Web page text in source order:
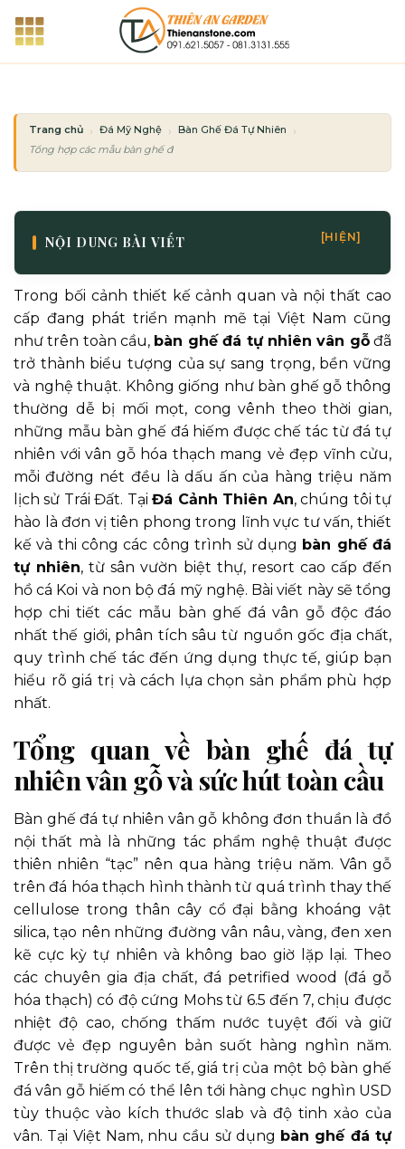
qua
Trang chủ Đá Mỹ Nghệ
Bàn Ghế Đá Tự Nhiên
Tổng hợp các mẫu bàn ghế đá tự nhiên vân gỗ độc đáo nhất thế giới
NỘI DUNG BÀI VIẾT [HIỆN]
Trong bối cảnh thiết kế cảnh quan và nội thất cao
cấp đang phát triển mạnh mẽ tại Việt Nam cũng
như trên toàn cầu, bàn ghế đá tự nhiên vân gỗđã
trở thành biểu tượng của sự sang trọng, bền vững
và nghệ thuật. Không giống như bàn ghế gỗ thông
thường dễ bị mối mọt, cong vênh theo thời gian,
những mẫu bàn ghế đá hiếm được chế tác từ đá tự
nhiên với vân gỗ hóa thạch mang vẻ đẹp vĩnh cửu,
mỗi đường nét đều là dấu ấn của hàng triệu năm
lịch sử Trái Đất. TạiĐá Cảnh Thiên An, chúng tôi tự
hào là đơn vị tiên phong trong lĩnh vực tư vấn, thiết
kế và thi công các công trình sử dụng bàn ghế đá
tự nhiên, từ sân vườn biệt thự, resort cao cấp đến
hồ cá Koi và non bộ đá mỹ nghệ. Bài viết này sẽ tổng
hợp chi tiết các mẫu bàn ghế đá vân gỗ độc đáo
nhất thế giới, phân tích sâu từ nguồn gốc địa chất,
quy trình chế tác đến ứng dụng thực tế, giúp bạn
hiểu rõ giá trị và cách lựa chọn sản phẩm phù hợp
nhất.
Tổng quan về bàn ghế đá tự
nhiên vân gỗ và sức hút toàn cầu
Bàn ghế đá tự nhiên vân gỗ không đơn thuần là đồ
nội thất mà là những tác phẩm nghệ thuật được
thiên nhiên “tạc” nên qua hàng triệu năm. Vân gỗ
trên đá hóa thạch hình thành từ quá trình thay thế
cellulose trong thân cây cổ đại bằng khoáng vật
silica, tạo nên những đường vân nâu, vàng, đen xen
kẽ cực kỳ tự nhiên và không bao giờ lặp lại. Theo
các chuyên gia địa chất, đá petrified wood (đá gỗ
hóa thạch) có độ cứng Mohs từ 6.5 đến 7, chịu được
nhiệt độ cao, chống thấm nước tuyệt đối và giữ
được vẻ đẹp nguyên bản suốt hàng nghìn năm.
Trên thị trường quốc tế, giá trị của một bộ bàn ghế
đá vân gỗ hiếm có thể lên tới hàng chục nghìn USD
tùy thuộc vào kích thước slab và độ tinh xảo của
vân. Tại Việt Nam, nhu cầu sử dụng bàn ghế đá tự